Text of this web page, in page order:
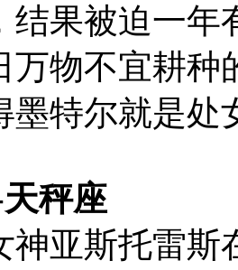
结果被迫一年
万物不宜耕种
墨特尔就是
秤座
神亚斯托雷